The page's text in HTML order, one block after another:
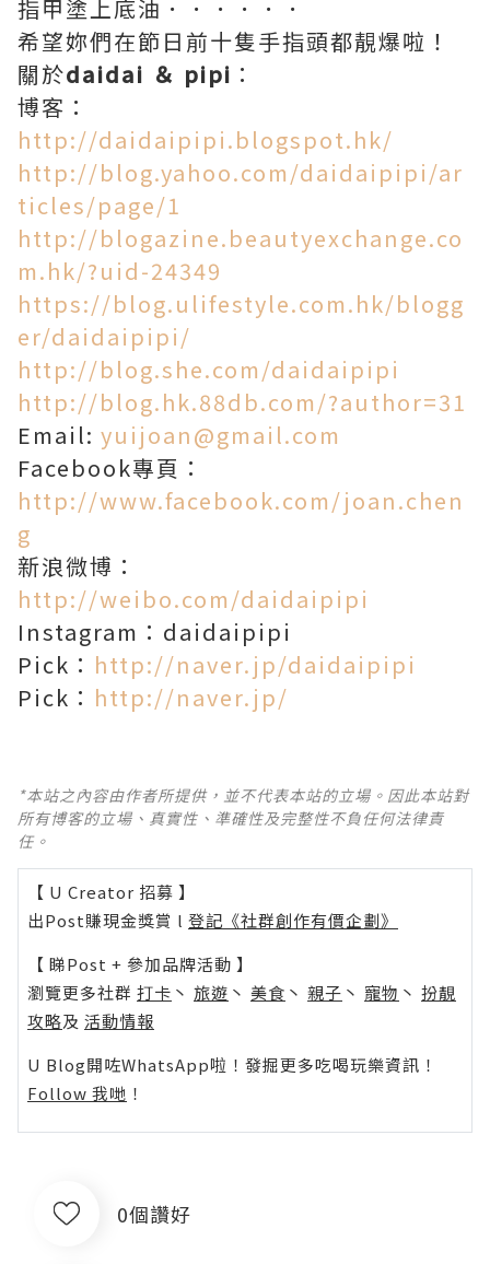
指甲塗上底油．．．．．．
希望妳們在節日前十隻手指頭都靚爆啦！
關於daidai ＆ pipi ：
博客：
http://daidaipipi.blogspot.hk/
http://blog.yahoo.com/daidaipipi/ar
ticles/page/1
http://blogazine.beautyexchange.co
m.hk/?uid-24349
https://blog.ulifestyle.com.hk/blogg
er/daidaipipi/
http://blog.she.com/daidaipipi
http://blog.hk.88db.com/?author=31
Email: yuijoan@gmail.com
Facebook專頁：
http://www.facebook.com/joan.chen
g
新浪微博：
http://weibo.com/daidaipipi
Instagram：daidaipipi
Pick： http://naver.jp/daidaipipi
Pick： http://naver.jp/
*本站之內容由作者所提供，並不代表本站的立場。因此本站對
所有博客的立場、真實性、準確性及完整性不負任何法律責
任。
【 U Creator 招募 】
出Post賺現金獎賞 l 登記《社群創作有價企劃》
【 睇Post + 參加品牌活動 】
瀏覽更多社群 打卡 丶 旅遊 丶 美食 丶 親子 丶 寵物 丶 扮靚
攻略及 活動情報
U Blog開咗WhatsApp啦！發掘更多吃喝玩樂資訊！
Follow 我哋 ！
0個讚好